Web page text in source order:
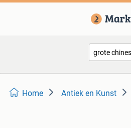
Home Antiek en Kunst